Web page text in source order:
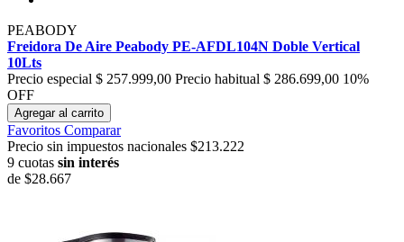
PEABODY
Freidora De Aire Peabody PE-AFDL104N Doble Vertical
10Lts
Precio especial $ 257.999,00 Precio habitual $ 286.699,00 10%
OFF
Agregar al carrito
Favoritos Comparar
Precio sin impuestos nacionales $213.222
9 cuotas sin interés
de $28.667